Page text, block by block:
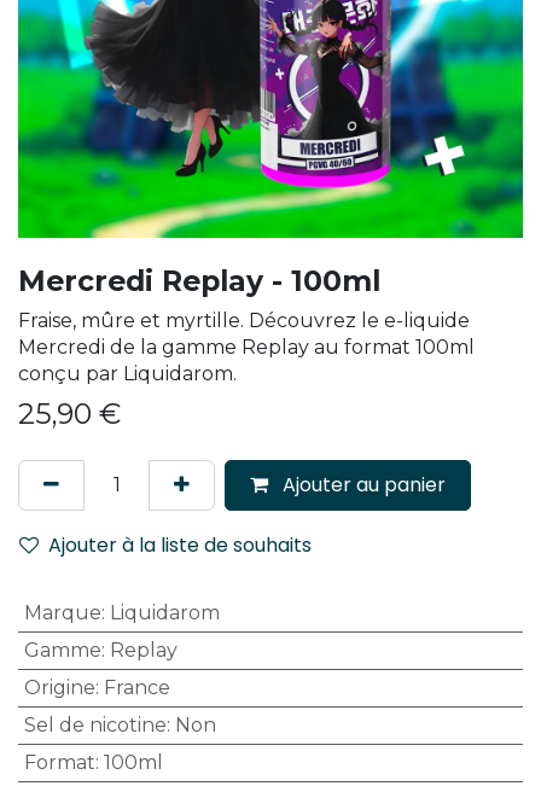
Mercredi Replay - 100ml
Fraise, mûre et myrtille. Découvrez le e-liquide
Mercredi de la gamme Replay au format 100ml
conçu par Liquidarom.
25,90 €
Ajouter au panier
Ajouter à la liste de souhaits
Marque: Liquidarom
Gamme: Replay
Origine: France
Sel de nicotine: Non
Format: 100ml